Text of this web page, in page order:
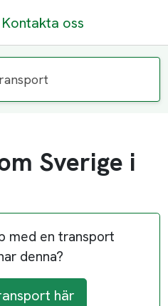
Kontakta oss
Sverige i
med en transport
denna?
här